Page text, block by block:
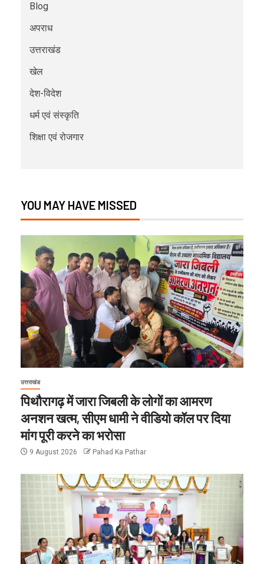
Blog
अपराध
उत्तराखंड
खेल
देश-विदेश
धर्म एवं संस्कृति
शिक्षा एवं रोजगार
YOU MAY HAVE MISSED
उत्तराखंड
पिथौरागढ़ में जारा जिबली के लोगों का आमरण
अनशन खत्म, सीएम धामी ने वीडियो कॉल पर दिया
मांग पूरी करने का भरोसा
9 August 2026 Pahad Ka Pathar